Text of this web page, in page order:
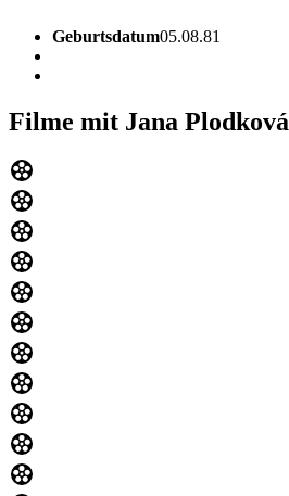
Geburtsdatum05.08.81
Filme mit Jana Plodková